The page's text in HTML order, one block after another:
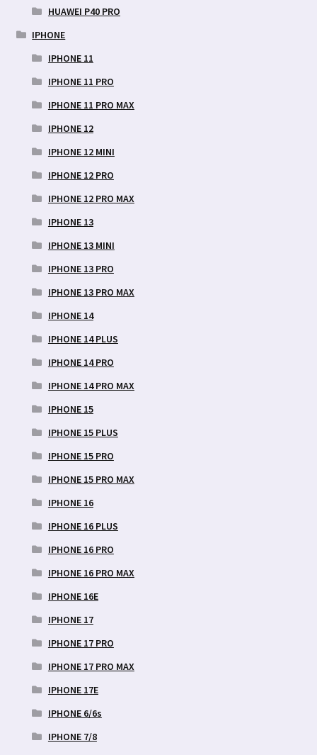
HUAWEI P40 PRO
IPHONE
IPHONE 11
IPHONE 11 PRO
IPHONE 11 PRO MAX
IPHONE 12
IPHONE 12 MINI
IPHONE 12 PRO
IPHONE 12 PRO MAX
IPHONE 13
IPHONE 13 MINI
IPHONE 13 PRO
IPHONE 13 PRO MAX
IPHONE 14
IPHONE 14 PLUS
IPHONE 14 PRO
IPHONE 14 PRO MAX
IPHONE 15
IPHONE 15 PLUS
IPHONE 15 PRO
IPHONE 15 PRO MAX
IPHONE 16
IPHONE 16 PLUS
IPHONE 16 PRO
IPHONE 16 PRO MAX
IPHONE 16E
IPHONE 17
IPHONE 17 PRO
IPHONE 17 PRO MAX
IPHONE 17E
IPHONE 6/6s
IPHONE 7/8